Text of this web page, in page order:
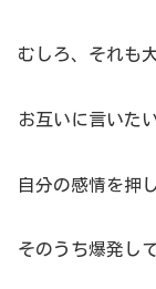
むしろ、それも
お互いに言いた
自分の感情を押
そのうち爆発し